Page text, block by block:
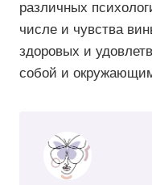
различных
числе и чувства
здоровых и
собой и